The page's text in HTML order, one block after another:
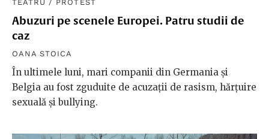
TEATRU / PROTEST
Abuzuri pe scenele Europei. Patru studii de
caz
OANA STOICA
În ultimele luni, mari companii din Germania și
Belgia au fost zguduite de acuzații de rasism, hărțuire
sexuală și bullying.